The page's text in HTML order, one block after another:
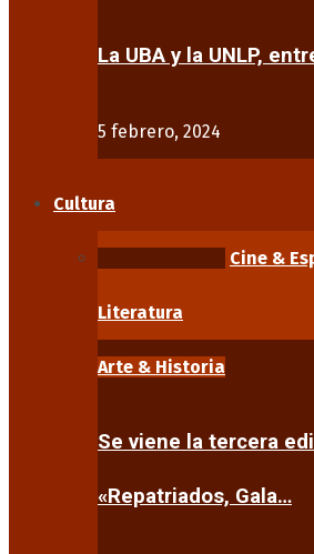
La UBA y la UNLP,
5 febrero, 2024
Cultura
Cine &
Literatura
Arte & Historia
Se viene la tercera
«Repatriados, Gala…